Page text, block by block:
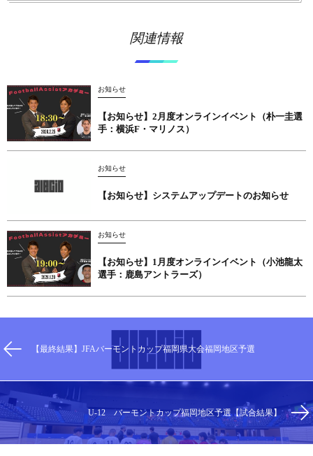
関連情報
お知らせ
【お知らせ】2月度オンラインイベント（朴一圭選
手：横浜F・マリノス）
お知らせ
【お知らせ】システムアップデートのお知らせ
お知らせ
【お知らせ】1月度オンラインイベント（小池龍太
選手：鹿島アントラーズ）
【最終結果】JFAバーモントカップ福岡県大会福岡地区予選
U-12 バーモントカップ福岡地区予選【試合結果】